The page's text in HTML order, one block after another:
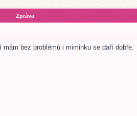
Zpráva
bez problémů i miminku se daří dobře.